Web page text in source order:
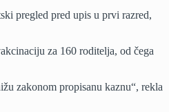
pregled pred upis u prvi razred,
za 160 roditelja, od čega
zakonom propisanu kaznu“, rekla